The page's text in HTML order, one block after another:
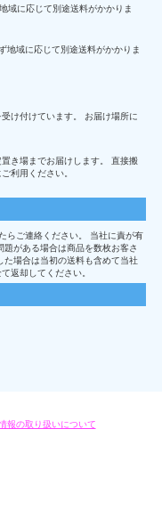
域に応じて別途送料がかかりま
地域に応じて別途送料がかかりま
け付けています。 お届け場所に
き場までお届けします。 直接搬
利用ください。
らご連絡ください。 当社に責が有
がある場合は商品を数枚お客さ
た場合は当初の送料も含めて当社
返却してください。
報の取り扱いについて